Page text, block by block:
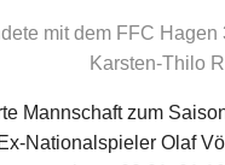
mit dem FFC
Karsten-Thilo
Mannschaft zum
Nationalspieler Olaf